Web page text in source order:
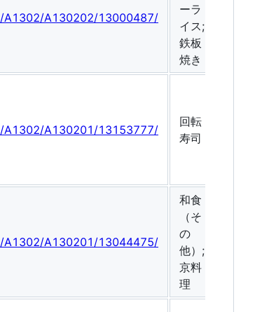
A130202/13000487/
ーラ
イス;
鉄板
焼き
A130201/13153777/
回転
寿司
A130201/13044475/
和食
（そ
の
他）;
京料
理